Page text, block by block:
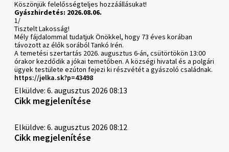
Köszönjük felelősségteljes hozzáállásukat!
Gyászhirdetés: 2026.08.06.
1/
Tisztelt Lakosság!
Mély fájdalommal tudatjuk Önökkel, hogy 73 éves korában
távozott az élők sorából Tankó Irén.
A temetési szertartás 2026. augusztus 6-án, csütörtökön 13:00
órakor kezdődik a jókai temetőben. A községi hivatal és a polgári
ügyek testülete ezúton fejezi ki részvétét a gyászoló családnak.
https://jelka.sk?p=43498
Elküldve: 6. augusztus 2026 08:13
Cikk megjelenítése
Elküldve: 6. augusztus 2026 08:12
Cikk megjelenítése